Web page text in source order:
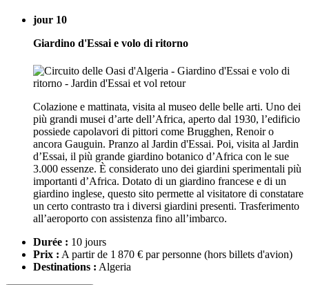
jour 10
Giardino d'Essai e volo di ritorno
Colazione e mattinata, visita al museo delle belle arti. Uno dei
più grandi musei d’arte dell’Africa, aperto dal 1930, l’edificio
possiede capolavori di pittori come Brugghen, Renoir o
ancora Gauguin. Pranzo al Jardin d'Essai. Poi, visita al Jardin
d’Essai, il più grande giardino botanico d’Africa con le sue
3.000 essenze. È considerato uno dei giardini sperimentali più
importanti d’Africa. Dotato di un giardino francese e di un
giardino inglese, questo sito permette al visitatore di constatare
un certo contrasto tra i diversi giardini presenti. Trasferimento
all’aeroporto con assistenza fino all’imbarco.
Durée : 10 jours
Prix : A partir de 1 870 € par personne (hors billets d'avion)
Destinations : Algeria